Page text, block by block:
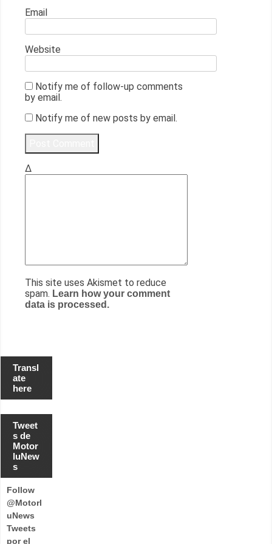
Email
Website
Notify me of follow-up comments
by email.
Notify me of new posts by email.
Δ
This site uses Akismet to reduce
spam. Learn how your comment
data is processed.
Transl
ate
here
Tweet
s de
Motor
luNew
s
Follow
@Motorl
uNews
Tweets
por el